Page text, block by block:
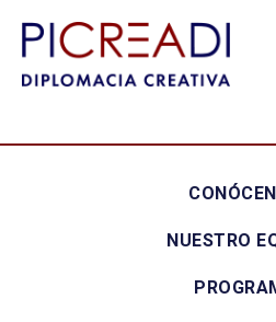
NUESTRO